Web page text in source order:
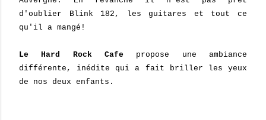
d'oublier Blink 182, les guitares et tout ce
qu'il a mangé!
Le Hard Rock Cafe propose une ambiance
différente, inédite qui a fait briller les yeux
de nos deux enfants.